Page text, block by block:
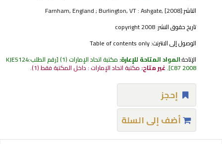
الناشر:Farnham, England ; Burlington, VT : Ashgate, [2008]
تاريخ حقوق النشر:
الوصول إلى الانترنت:Table of contents only
الإتاحة:المواد المتاحة للإعارة: مكتبة اتحاد الإمارات (1) رقم الطلب:KJE5124
C87 2008
.غير متاح: مكتبة اتحاد الإمارات : داخل المكتبة فقط(1).
إحجز
أضف إلى السلة